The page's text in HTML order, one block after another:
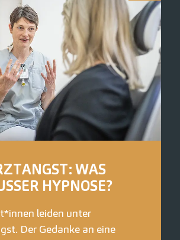
WAS
HYPNOSE?
leiden unter
Der Gedanke an eine